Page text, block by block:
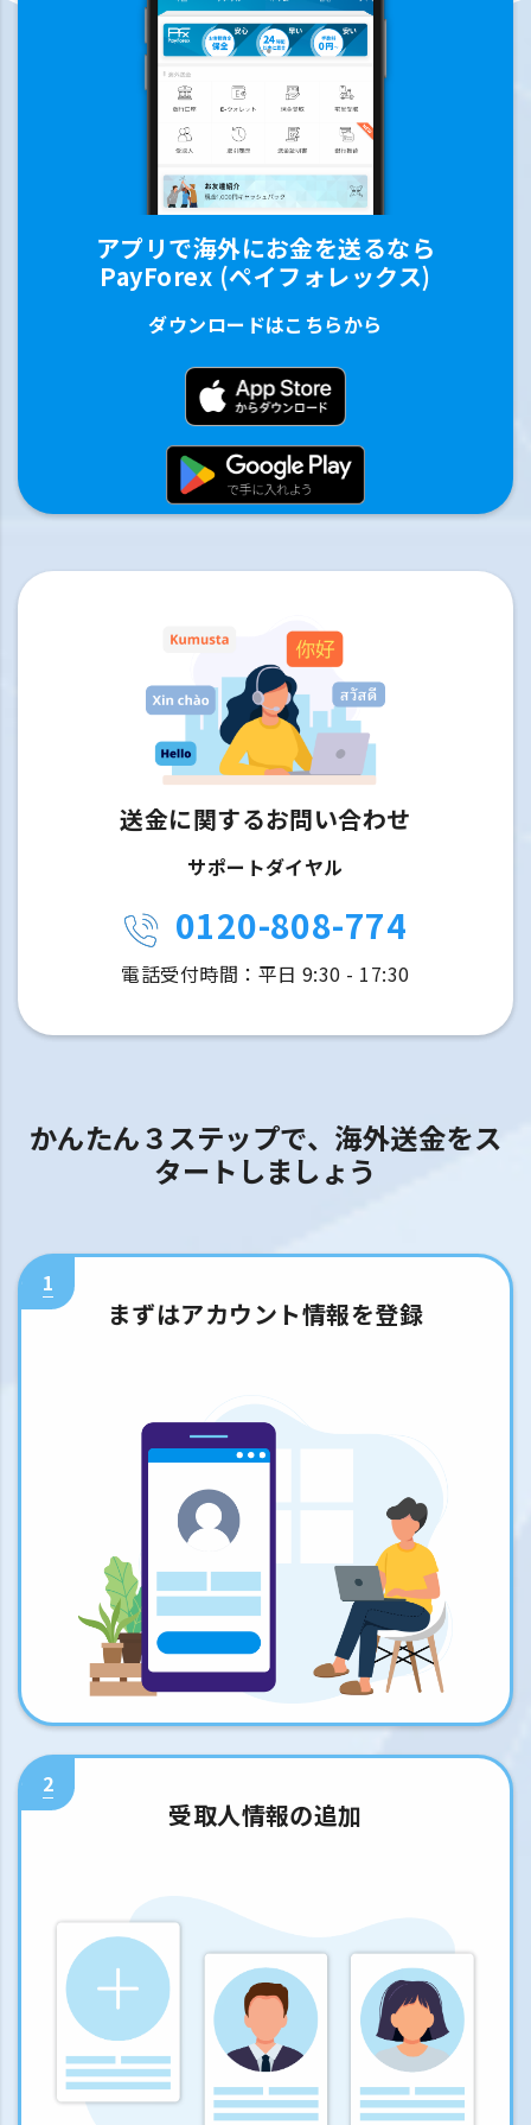
アプリで海外にお金を送るなら
PayForex (ペイフォレックス)
ダウンロードはこちらから
送金に関するお問い合わせ
サポートダイヤル
0120-808-774
電話受付時間：平日 9:30 - 17:30
かんたん３ステップで、海外送金をス
タートしましょう
1
まずはアカウント情報を登録
2
受取人情報の追加